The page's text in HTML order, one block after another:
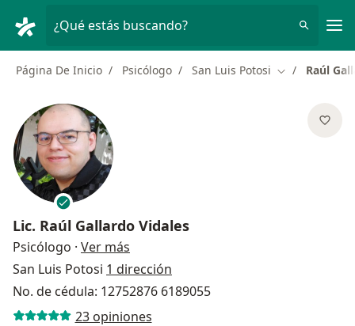
¿Qué estás buscando?
Página De Inicio Psicólogo San Luis Potosi Cambiar de
Raúl
Lic. Raúl Gallardo Vidales
Psicólogo · Ver más
San Luis Potosi 1 dirección
No. de cédula: 12752876 6189055
23 opiniones